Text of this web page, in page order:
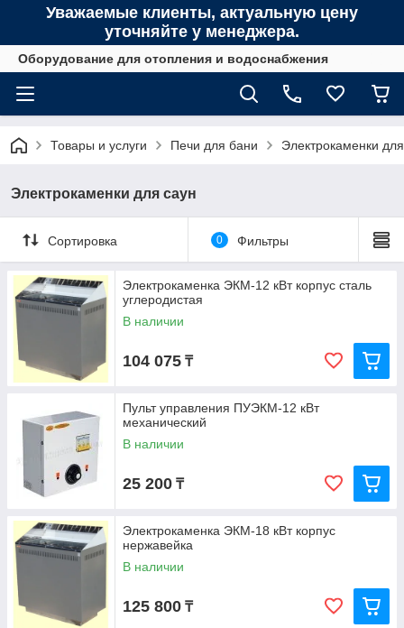
Уважаемые клиенты, актуальную цену
уточняйте у менеджера.
Оборудование для отопления и водоснабжения
Товары и услуги Печи для бани Электрокаменки
Электрокаменки для саун
Сортировка 0 Фильтры
Электрокаменка ЭКМ-12 кВт корпус сталь
углеродистая
В наличии
104 075 ₸
Пульт управления ПУЭКМ-12 кВт
механический
В наличии
25 200 ₸
Электрокаменка ЭКМ-18 кВт корпус
нержавейка
В наличии
125 800 ₸